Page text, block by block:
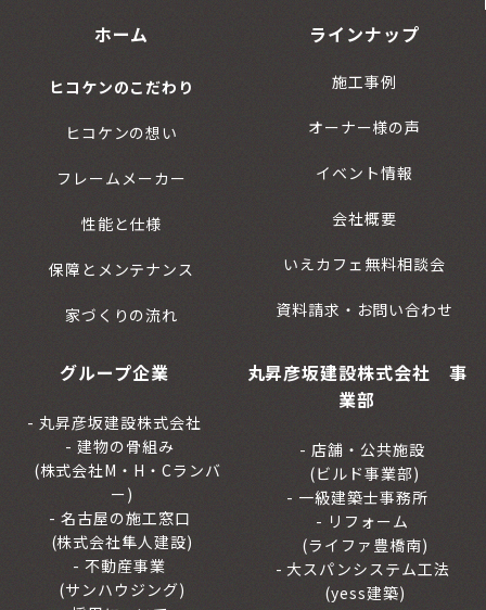
ホーム
ヒコケンのこだわり
ヒコケンの想い
フレームメーカー
性能と仕様
保障とメンテナンス
家づくりの流れ
ラインナップ
施工事例
オーナー様の声
イベント情報
会社概要
いえカフェ無料相談会
資料請求・お問い合わせ
グループ企業
丸昇彦坂建設株式会社
建物の骨組み
(株式会社M・H・Cランバ
ー)
名古屋の施工窓口
(株式会社隼人建設)
不動産事業
(サンハウジング)
丸昇彦坂建設株式会社 事
業部
店舗・公共施設
(ビルド事業部)
一級建築士事務所
リフォーム
(ライファ豊橋南)
大スパンシステム工法
(yess建築)